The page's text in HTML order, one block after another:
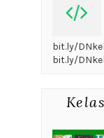
bit.ly/
bit.ly/